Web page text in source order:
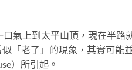
氣上到太平山頂，現在半路
「老了」的現象，其實可能
）所引起。